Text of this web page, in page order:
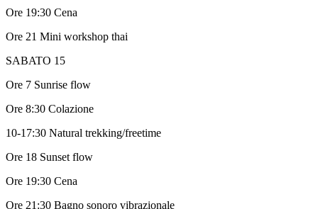
Ore 19:30 Cena
Ore 21 Mini workshop thai
SABATO 15
Ore 7 Sunrise flow
Ore 8:30 Colazione
10-17:30 Natural trekking/freetime
Ore 18 Sunset flow
Ore 19:30 Cena
Ore 21:30 Bagno sonoro vibrazionale